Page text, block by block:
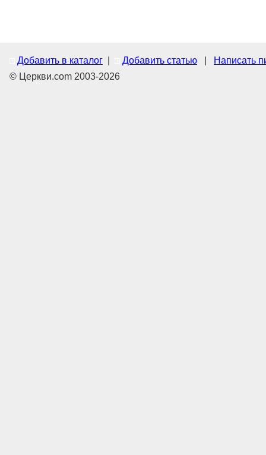
Добавить в каталог Добавить статью
Написать
© Церкви.com 2003-2026